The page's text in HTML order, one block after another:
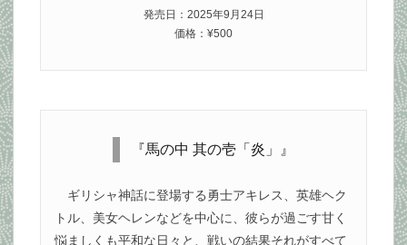
発売日：2025年9月24日
価格：¥500
『馬の中 其の壱「炎」』
ギリシャ神話に登場する勇士アキレス、英雄ヘク
トル、美女ヘレンなどを中心に、彼らが過ごす甘く
悩ましくも平和な日々と、戦いの結果それがすべて